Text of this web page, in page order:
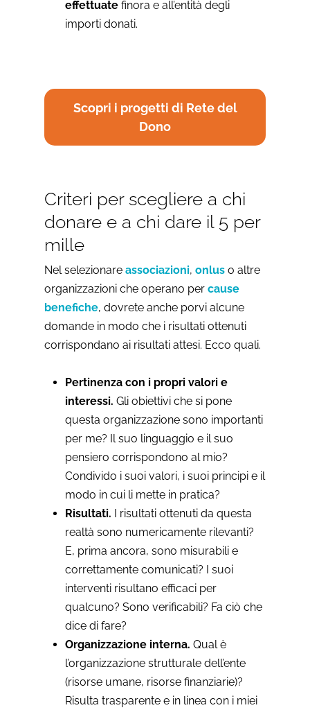
effettuate finora e all’entità degli
importi donati.
Scopri i progetti di Rete del
Dono
Criteri per scegliere a chi
donare e a chi dare il 5 per
mille
Nel selezionare associazioni, onlus o altre
organizzazioni che operano per cause
benefiche, dovrete anche porvi alcune
domande in modo che i risultati ottenuti
corrispondano ai risultati attesi. Ecco quali.
Pertinenza con i propri valori e
interessi. Gli obiettivi che si pone
questa organizzazione sono importanti
per me? Il suo linguaggio e il suo
pensiero corrispondono al mio?
Condivido i suoi valori, i suoi principi e il
modo in cui li mette in pratica?
Risultati. I risultati ottenuti da questa
realtà sono numericamente rilevanti?
E, prima ancora, sono misurabili e
correttamente comunicati? I suoi
interventi risultano efficaci per
qualcuno? Sono verificabili? Fa ciò che
dice di fare?
Organizzazione interna. Qual è
l’organizzazione strutturale dell’ente
(risorse umane, risorse finanziarie)?
Risulta trasparente e in linea con i miei